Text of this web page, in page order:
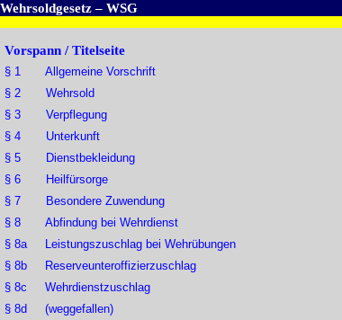
Wehrsoldgesetz – WSG
Vorspann / Titelseite
§ 1 Allgemeine Vorschrift
§ 2 Wehrsold
§ 3 Verpflegung
§ 4 Unterkunft
§ 5 Dienstbekleidung
§ 6 Heilfürsorge
§ 7 Besondere Zuwendung
§ 8 Abfindung bei Wehrdienst
§ 8a Leistungszuschlag bei Wehrübungen
§ 8b Reserveunteroffizierzuschlag
§ 8c Wehrdienstzuschlag
§ 8d (weggefallen)